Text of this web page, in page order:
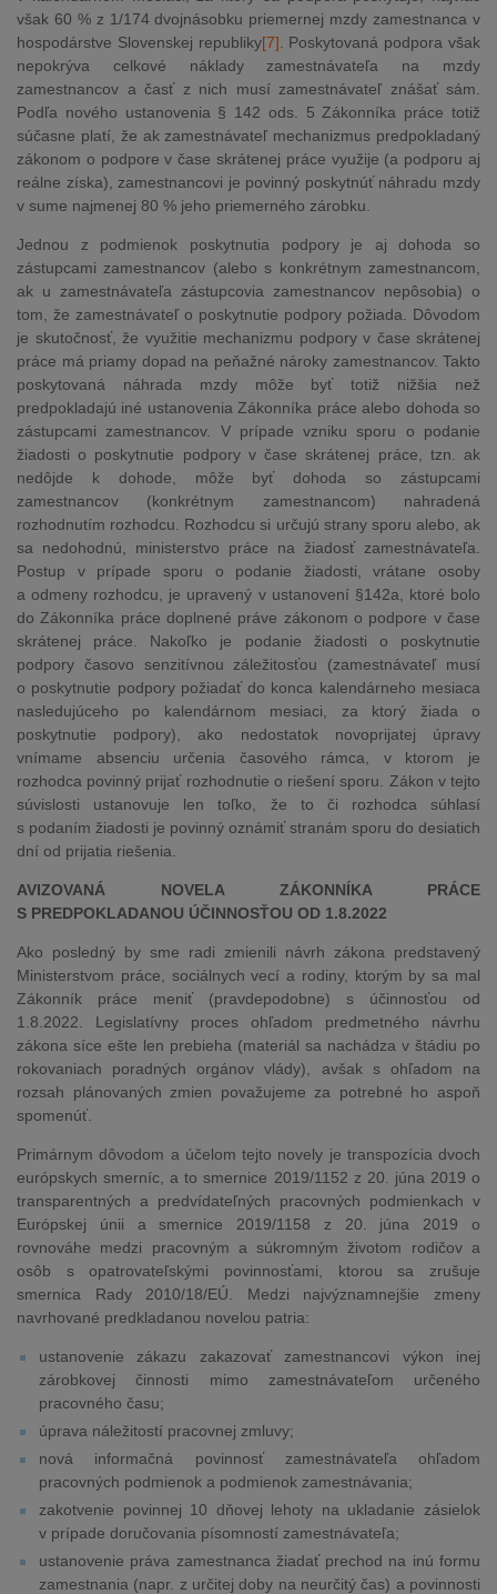
však 60 % z 1/174 dvojnásobku priemernej mzdy zamestnanca v
hospodárstve Slovenskej republiky[7] . Poskytovaná podpora však
nepokrýva celkové náklady zamestnávateľa na mzdy
zamestnancov a časť z nich musí zamestnávateľ znášať sám.
Podľa nového ustanovenia § 142 ods. 5 Zákonníka práce totiž
súčasne platí, že ak zamestnávateľ mechanizmus predpokladaný
zákonom o podpore v čase skrátenej práce využije (a podporu aj
reálne získa), zamestnancovi je povinný poskytnúť náhradu mzdy
v sume najmenej 80 % jeho priemerného zárobku.
Jednou z podmienok poskytnutia podpory je aj dohoda so
zástupcami zamestnancov (alebo s konkrétnym zamestnancom,
ak u zamestnávateľa zástupcovia zamestnancov nepôsobia) o
tom, že zamestnávateľ o poskytnutie podpory požiada. Dôvodom
je skutočnosť, že využitie mechanizmu podpory v čase skrátenej
práce má priamy dopad na peňažné nároky zamestnancov. Takto
poskytovaná náhrada mzdy môže byť totiž nižšia než
predpokladajú iné ustanovenia Zákonníka práce alebo dohoda so
zástupcami zamestnancov. V prípade vzniku sporu o podanie
žiadosti o poskytnutie podpory v čase skrátenej práce, tzn. ak
nedôjde k dohode, môže byť dohoda so zástupcami
zamestnancov (konkrétnym zamestnancom) nahradená
rozhodnutím rozhodcu. Rozhodcu si určujú strany sporu alebo, ak
sa nedohodnú, ministerstvo práce na žiadosť zamestnávateľa.
Postup v prípade sporu o podanie žiadosti, vrátane osoby
a odmeny rozhodcu, je upravený v ustanovení §142a, ktoré bolo
do Zákonníka práce doplnené práve zákonom o podpore v čase
skrátenej práce. Nakoľko je podanie žiadosti o poskytnutie
podpory časovo senzitívnou záležitosťou (zamestnávateľ musí
o poskytnutie podpory požiadať do konca kalendárneho mesiaca
nasledujúceho po kalendárnom mesiaci, za ktorý žiada o
poskytnutie podpory), ako nedostatok novoprijatej úpravy
vnímame absenciu určenia časového rámca, v ktorom je
rozhodca povinný prijať rozhodnutie o riešení sporu. Zákon v tejto
súvislosti ustanovuje len toľko, že to či rozhodca súhlasí
s podaním žiadosti je povinný oznámiť stranám sporu do desiatich
dní od prijatia riešenia.
AVIZOVANÁ NOVELA ZÁKONNÍKA PRÁCE
S PREDPOKLADANOU ÚČINNOSŤOU OD 1.8.2022
Ako posledný by sme radi zmienili návrh zákona predstavený
Ministerstvom práce, sociálnych vecí a rodiny, ktorým by sa mal
Zákonník práce meniť (pravdepodobne) s účinnosťou od
1.8.2022. Legislatívny proces ohľadom predmetného návrhu
zákona síce ešte len prebieha (materiál sa nachádza v štádiu po
rokovaniach poradných orgánov vlády), avšak s ohľadom na
rozsah plánovaných zmien považujeme za potrebné ho aspoň
spomenúť.
Primárnym dôvodom a účelom tejto novely je transpozícia dvoch
európskych smerníc, a to smernice 2019/1152 z 20. júna 2019 o
transparentných a predvídateľných pracovných podmienkach v
Európskej únii a smernice 2019/1158 z 20. júna 2019 o
rovnováhe medzi pracovným a súkromným životom rodičov a
osôb s opatrovateľskými povinnosťami, ktorou sa zrušuje
smernica Rady 2010/18/EÚ. Medzi najvýznamnejšie zmeny
navrhované predkladanou novelou patria:
ustanovenie zákazu zakazovať zamestnancovi výkon inej
zárobkovej činnosti mimo zamestnávateľom určeného
pracovného času;
úprava náležitostí pracovnej zmluvy;
nová informačná povinnosť zamestnávateľa ohľadom
pracovných podmienok a podmienok zamestnávania;
zakotvenie povinnej 10 dňovej lehoty na ukladanie zásielok
v prípade doručovania písomností zamestnávateľa;
ustanovenie práva zamestnanca žiadať prechod na inú formu
zamestnania (napr. z určitej doby na neurčitý čas) a povinnosti